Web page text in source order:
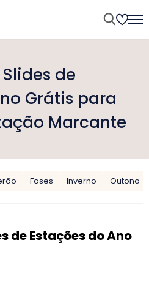
de
Grátis para
Marcante
Fases Inverno Outono
de Estações do Ano